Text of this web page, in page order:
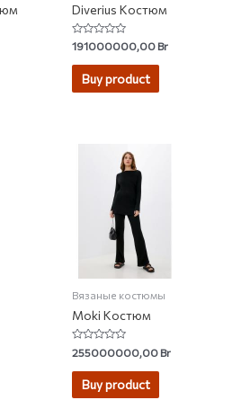
Diverius Костюм
Rated
0
out
191000000,00Br
Buy product
Вязаные костюмы
Moki Костюм
Rated
0
out
255000000,00Br
Buy product